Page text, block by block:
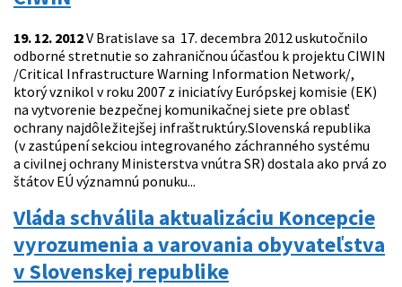
19. 12. 2012V Bratislave sa 17. decembra 2012 uskutočnilo
odborné stretnutie so zahraničnou účasťou k projektu CIWIN
/Critical Infrastructure Warning Information Network/,
ktorý vznikol v roku 2007 z iniciatívy Európskej komisie (EK)
na vytvorenie bezpečnej komunikačnej siete pre oblasť
ochrany najdôležitejšej infraštruktúry.Slovenská republika
(v zastúpení sekciou integrovaného záchranného systému
a civilnej ochrany Ministerstva vnútra SR) dostala ako prvá zo
štátov EÚ významnú ponuku...
Vláda schválila aktualizáciu Koncepcie
vyrozumenia a varovania obyvateľstva
v Slovenskej republike